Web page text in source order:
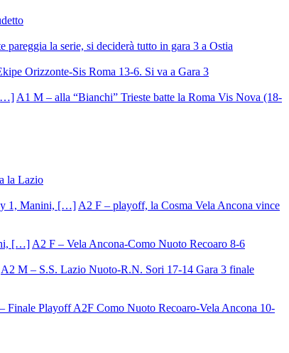
pareggia la serie, si deciderà tutto in gara 3 a Ostia
Orizzonte-Sis Roma 13-6. Si va a Gara 3
A1 M – alla “Bianchi” Trieste batte la Roma Vis Nova (18-
la Lazio
A2 F – playoff, la Cosma Vela Ancona vince
A2 F – Vela Ancona-Como Nuoto Recoaro 8-6
A2 M – S.S. Lazio Nuoto-R.N. Sori 17-14 Gara 3 finale
Finale Playoff A2F Como Nuoto Recoaro-Vela Ancona 10-